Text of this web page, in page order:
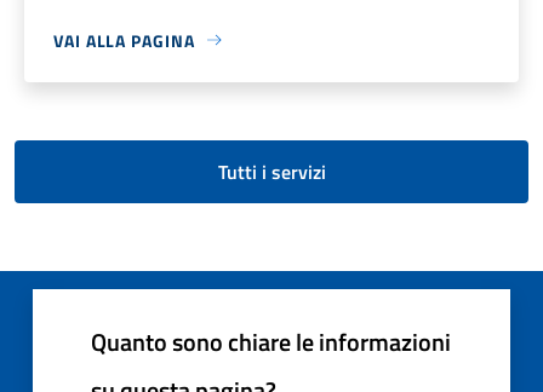
VAI ALLA PAGINA
Tutti i servizi
Quanto sono chiare le informazioni